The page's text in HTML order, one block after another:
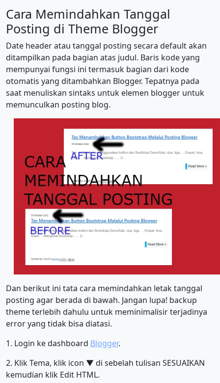
Cara Memindahkan Tanggal
Posting di Theme Blogger
Date header atau tanggal posting secara default akan
ditampilkan pada bagian atas judul. Baris kode yang
mempunyai fungsi ini termasuk bagian dari kode
otomatis yang ditambahkan Blogger. Tepatnya pada
saat menuliskan sintaks untuk elemen blogger untuk
memunculkan posting blog.
Dan berikut ini tata cara memindahkan letak tanggal
posting agar berada di bawah. Jangan lupa! backup
theme terlebih dahulu untuk meminimalisir terjadinya
error yang tidak bisa diatasi.
1. Login ke dashboard Blogger.
2. Klik Tema, klik icon ▼ di sebelah tulisan SESUAIKAN
kemudian klik Edit HTML.